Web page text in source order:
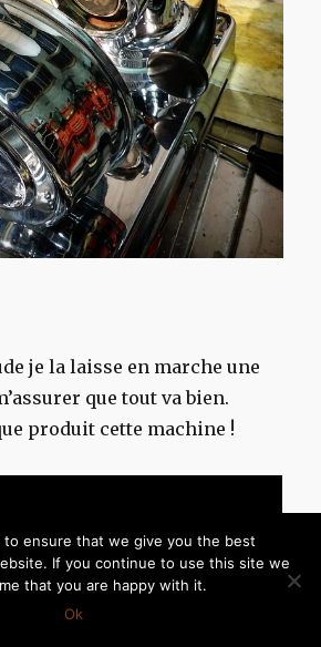
je la laisse en marche une
que tout va bien.
produit cette machine !
to ensure that we give you the best
If you continue to use this site we
that you are happy with it.
Ok